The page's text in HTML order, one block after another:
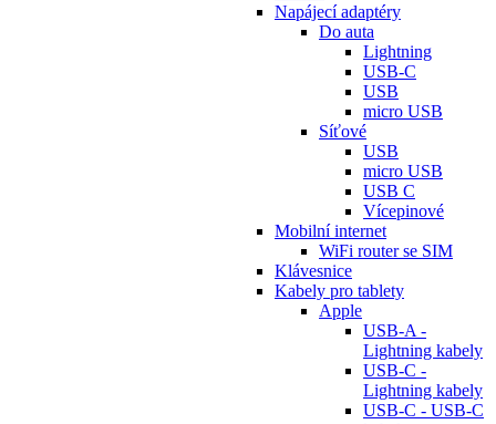
Napájecí adaptéry
Do auta
Lightning
USB-C
USB
micro USB
Síťové
USB
micro USB
USB C
Vícepinové
Mobilní internet
WiFi router se SIM
Klávesnice
Kabely pro tablety
Apple
USB-A -
Lightning kabely
USB-C -
Lightning kabely
USB-C - USB-C